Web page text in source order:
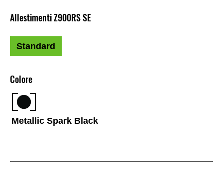
Colore
Metallic Spark Black
Allestimenti Z900RS SE
Standard